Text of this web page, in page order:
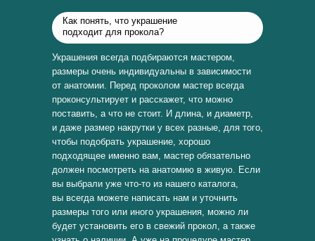
Как понять, что украшение
подходит для прокола?
Украшения всегда подбираются мастером,
размеры очень индивидуальны в зависимости
от анатомии. Перед проколом мастер всегда
проконсультирует и расскажет, что можно
поставить, а что не стоит. И длина, и диаметр,
и даже размер накрутки у всех разные, для того,
чтобы подобрать украшение, хорошо
подходящее именно вам, мастер обязательно
должен посмотреть на анатомию в живую. Если
вы выбрали уже что-то из нашего каталога,
вы всегда можете написать нам и уточнить
размеры того или иного украшения, можно ли
будет установить его в свежий прокол, а также